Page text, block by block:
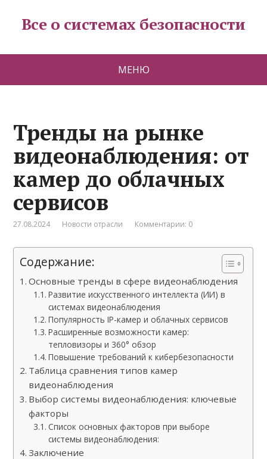
Все о системах безопасности
МЕНЮ
Тренды на рынке
видеонаблюдения: от
камер до облачных
сервисов
27.08.2024 Новости отрасли Комментарии: 0
Содержание:
Основные тренды в сфере видеонаблюдения
Развитие искусственного интеллекта (ИИ) в
системах видеонаблюдения
Популярность IP-камер и облачных сервисов
Расширенные возможности камер:
тепловизоры и 360° обзор
Повышение требований к кибербезопасности
Таблица сравнения типов камер
видеонаблюдения
Выбор системы видеонаблюдения: ключевые
факторы
Список основных факторов при выборе
системы видеонаблюдения:
Заключение